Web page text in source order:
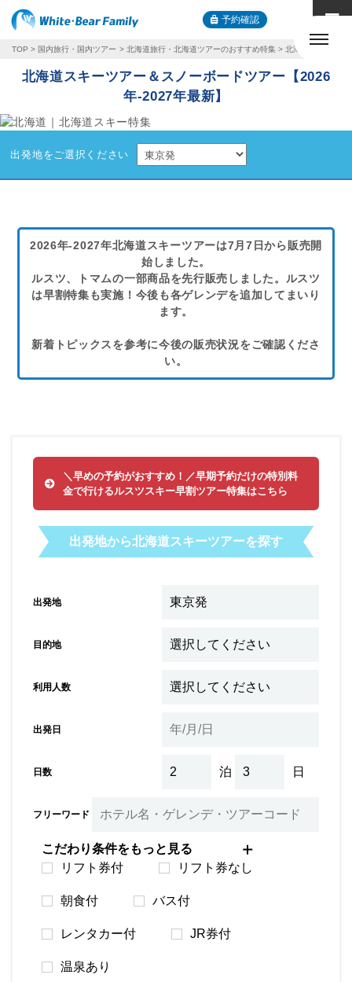
予約確認
TOP 国内旅行・国内ツアー 北海道旅行・北海道ツアーのおすすめ特集 北海道スキーツア
北海道スキーツアー＆スノーボードツアー【2026
年-2027年最新】
出発地をご選択ください
2026年-2027年北海道スキーツアーは7月7日から販売開
始しました。
ルスツ、トマムの一部商品を先行販売しました。ルスツ
は早割特集も実施！今後も各ゲレンデを追加してまいり
ます。
新着トピックスを参考に今後の販売状況をご確認くださ
い。
＼早めの予約がおすすめ！／早期予約だけの特別料
金で行けるルスツスキー早割ツアー特集はこちら
出発地から北海道スキーツアーを探す
出発地
目的地
利用人数
出発日
日数 泊 日
フリーワード
こだわり条件をもっと見る
リフト券付
リフト券なし
朝食付 バス付
レンタカー付 JR券付
温泉あり